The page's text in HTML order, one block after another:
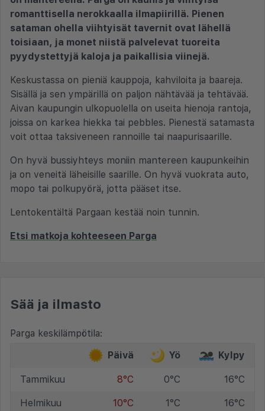
romanttisella nerokkaalla ilmapiirillä. Pienen
sataman ohella viihtyisät tavernit ovat lähellä
toisiaan, ja monet niistä palvelevat tuoreita
pyydystettyjä kaloja ja paikallisia viinejä.
Keskustassa on pieniä kauppoja, kahviloita ja baareja.
Sisällä ja sen ympärillä on paljon nähtävää ja tehtävää.
Aivan kaupungin ulkopuolella on useita hienoja rantoja,
joissa on karkea hiekka tai pebbles. Pienestä satamasta
voit ottaa taksiveneen rannoille tai naapurisaarille.
On hyvä bussiyhteys moniin mantereen kaupunkeihin
ja on veneitä läheisille saarille. On hyvä vuokrata auto,
mopo tai polkupyörä, jotta pääset itse.
Lentokentältä Pargaan kestää noin tunnin.
Etsi matkoja kohteeseen Parga
Sää ja ilmasto
Parga keskilämpötila:
Päivä
Yö Kylpy
Tammikuu 8°C 0°C 16°C
Helmikuu 10°C 1°C 16°C